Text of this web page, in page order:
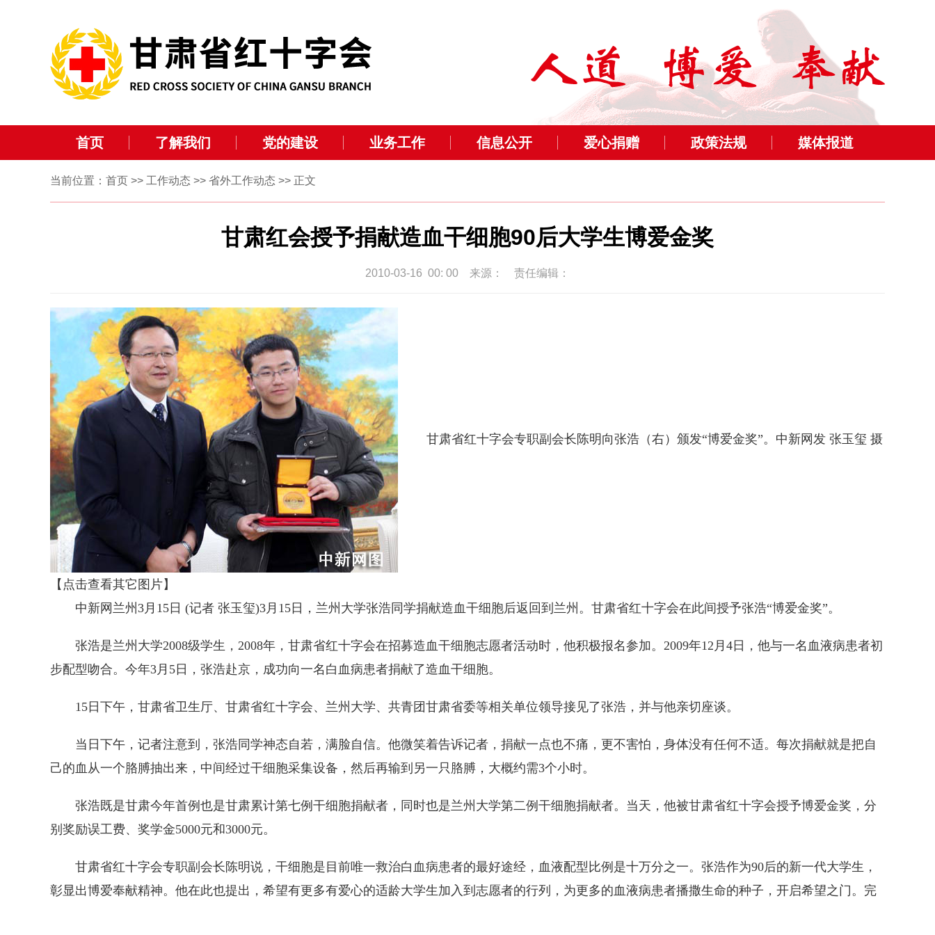
首页 了解我们 党的建设 业务工作 信息公开 爱心捐赠 政策法规 媒体报道
当前位置： 首页 >> 工作动态 >> 省外工作动态 >> 正文
甘肃红会授予捐献造血干细胞90后大学生博爱金奖
2010-03-16 00: 00 来源： 责任编辑：
甘肃省红十字会专职副会长陈明向张浩（右）颁发“博爱金奖”。中新网发 张玉玺 摄
【点击查看其它图片】
中新网兰州3月15日 (记者 张玉玺)3月15日，兰州大学张浩同学捐献造血干细胞后返回到兰州。甘肃省红十字会在此间授予张浩“博爱金奖”。
张浩是兰州大学2008级学生，2008年，甘肃省红十字会在招募造血干细胞志愿者活动时，他积极报名参加。2009年12月4日，他与一名血液病患者初
步配型吻合。今年3月5日，张浩赴京，成功向一名白血病患者捐献了造血干细胞。
15日下午，甘肃省卫生厅、甘肃省红十字会、兰州大学、共青团甘肃省委等相关单位领导接见了张浩，并与他亲切座谈。
当日下午，记者注意到，张浩同学神态自若，满脸自信。他微笑着告诉记者，捐献一点也不痛，更不害怕，身体没有任何不适。每次捐献就是把自
己的血从一个胳膊抽出来，中间经过干细胞采集设备，然后再输到另一只胳膊，大概约需3个小时。
张浩既是甘肃今年首例也是甘肃累计第七例干细胞捐献者，同时也是兰州大学第二例干细胞捐献者。当天，他被甘肃省红十字会授予博爱金奖，分
别奖励误工费、奖学金5000元和3000元。
甘肃省红十字会专职副会长陈明说，干细胞是目前唯一救治白血病患者的最好途经，血液配型比例是十万分之一。张浩作为90后的新一代大学生，
彰显出博爱奉献精神。他在此也提出，希望有更多有爱心的适龄大学生加入到志愿者的行列，为更多的血液病患者播撒生命的种子，开启希望之门。完